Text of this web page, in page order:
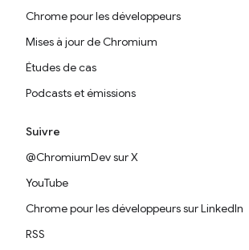
Chrome pour les développeurs
Mises à jour de Chromium
Études de cas
Podcasts et émissions
Suivre
@ChromiumDev sur X
YouTube
Chrome pour les développeurs sur LinkedIn
RSS